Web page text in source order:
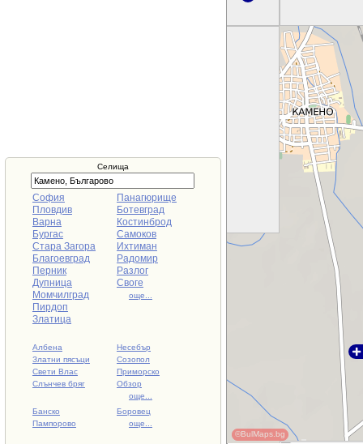
Селища
София
Пловдив
Варна
Бургас
Стара Загора
Благоевград
Перник
Дупница
Момчилград
Пирдоп
Златица
Панагюрище
Ботевград
Костинброд
Самоков
Ихтиман
Радомир
Разлог
Своге
още...
Албена
Златни пясъци
Свети Влас
Слънчев бряг
Несебър
Созопол
Приморско
Обзор
още...
Банско
Пампорово
Боровец
още...
©BulMaps.bg